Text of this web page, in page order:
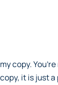
copy.
it is just